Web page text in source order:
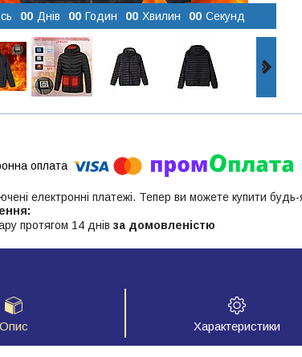
00 Днів 00 Годин 00 Хвилин 00 Секунд
електронні платежі. Тепер ви можете купити
протягом 14 днів за домовленістю
Опис Характеристики